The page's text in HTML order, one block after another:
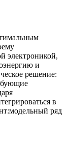
электроникой,
и
решение:
в
ряд